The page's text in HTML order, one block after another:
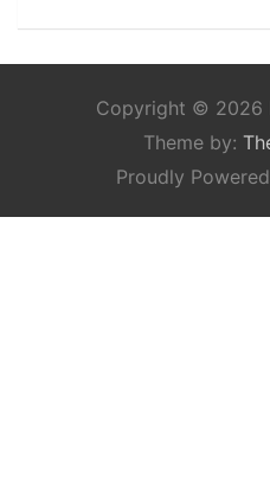
Copyright © 2026
Theme by:
Proudly